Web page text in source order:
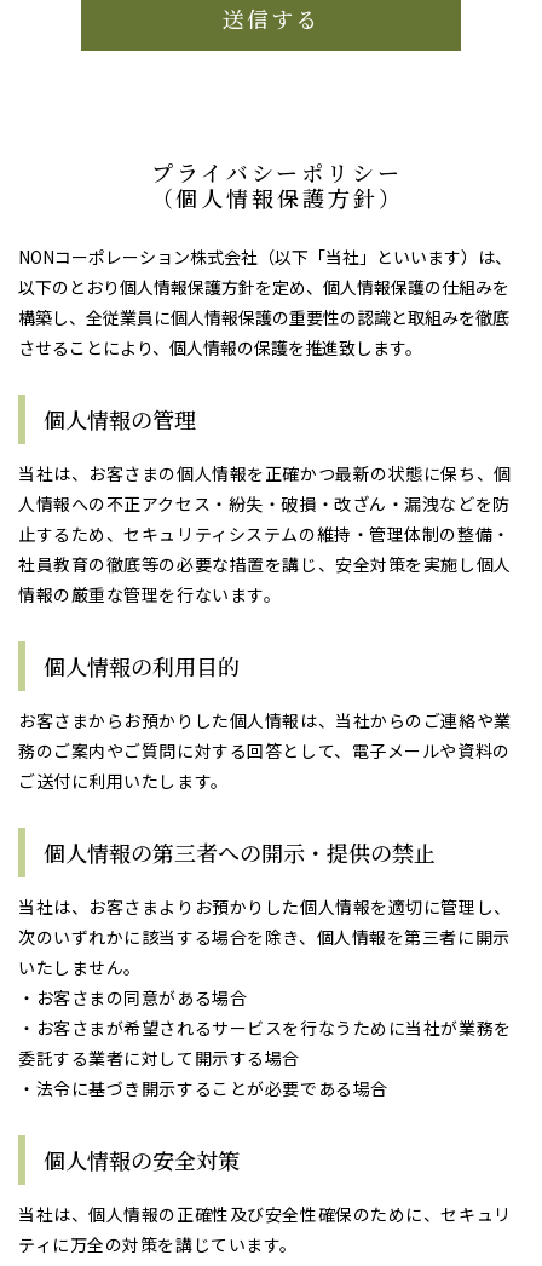
送信する
プライバシーポリシー
​​​​​​​（個人情報保護方針）​​​​​​​
NONコーポレーション株式会社（以下「当社」といいます）は、
以下のとおり個人情報保護方針を定め、個人情報保護の仕組みを
構築し、全従業員に個人情報保護の重要性の認識と取組みを徹底
させることにより、個人情報の保護を推進致します。
個人情報の管理
当社は、お客さまの個人情報を正確かつ最新の状態に保ち、個
人情報への不正アクセス・紛失・破損・改ざん・漏洩などを防
止するため、セキュリティシステムの維持・管理体制の整備・
社員教育の徹底等の必要な措置を講じ、安全対策を実施し個人
情報の厳重な管理を行ないます。
個人情報の利用目的
お客さまからお預かりした個人情報は、当社からのご連絡や業
務のご案内やご質問に対する回答として、電子メールや資料の
ご送付に利用いたします。
個人情報の第三者への開示・提供の禁止
当社は、お客さまよりお預かりした個人情報を適切に管理し、
次のいずれかに該当する場合を除き、個人情報を第三者に開示
いたしません。
・お客さまの同意がある場合
・お客さまが希望されるサービスを行なうために当社が業務を
委託する業者に対して開示する場合
・法令に基づき開示することが必要である場合
個人情報の安全対策
当社は、個人情報の正確性及び安全性確保のために、セキュリ
ティに万全の対策を講じています。